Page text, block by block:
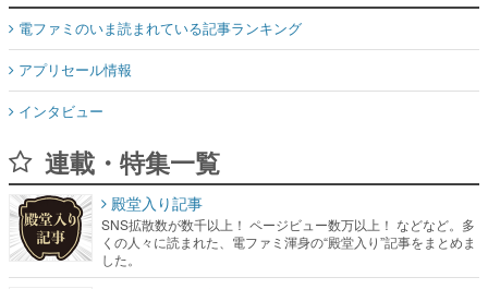
インタビュー
連載・特集一覧
くの人々に読まれた、電ファミ渾身の“殿堂入り”記事をまとめま
した。
ゲームの企画書
名作ゲームクリエイターの方々に製作時のエピソードをお聞き
し、ヒットする企画（ゲーム）とは何か？を探っていきます。